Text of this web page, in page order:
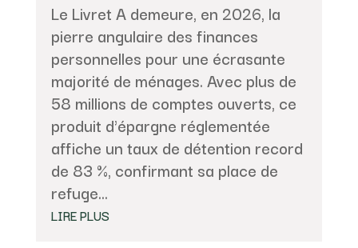
Le Livret A demeure, en 2026, la
pierre angulaire des finances
personnelles pour une écrasante
majorité de ménages. Avec plus de
58 millions de comptes ouverts, ce
produit d'épargne réglementée
affiche un taux de détention record
de 83 %, confirmant sa place de
refuge...
LIRE PLUS